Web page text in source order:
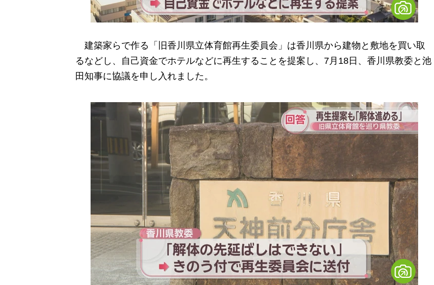
建築家らで作る「旧香川県立体育館再生委員会」は香川県から建物と敷地を買い取
るなどし、自己資金でホテルなどに再生することを提案し、7月18日、香川県教委と池
田知事に協議を申し入れました。